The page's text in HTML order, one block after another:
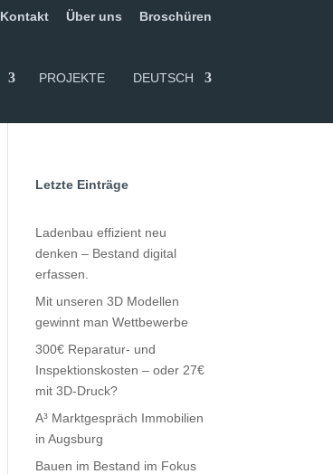
Kontakt Über uns Broschüren
PROJEKTE DEUTSCH
Letzte Einträge
Ladenbau effizient neu
denken – Bestand digital
erfassen.
Mit unseren 3D Modellen
gewinnt man Wettbewerbe
300€ Reparatur- und
Inspektionskosten – oder 27€
mit 3D-Druck?
A³ Marktgespräch Immobilien
in Augsburg
Bauen im Bestand im Fokus